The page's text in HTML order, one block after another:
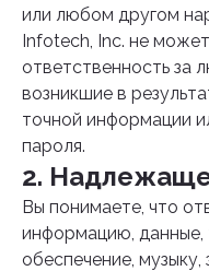
или любом другом
Infotech, Inc. не
ответственность за
возникшие в
точной информации
пароля.
2.
Вы понимаете, что
информацию, данные,
обеспечение, музыку,